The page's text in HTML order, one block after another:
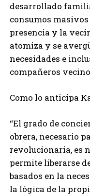
desarrollado
consumos
presencia y la
atomiza y se
necesidades e
compañeros
Como lo anticipa
“El grado de
obrera, necesario
revolucionaria, es
permite liberarse
basados en la
la lógica de la